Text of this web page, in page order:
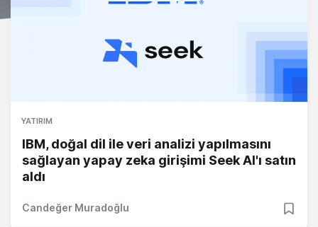
YATIRIM
IBM, doğal dil ile veri analizi yapılmasını
sağlayan yapay zeka girişimi Seek AI'ı satın
aldı
Candeğer Muradoğlu